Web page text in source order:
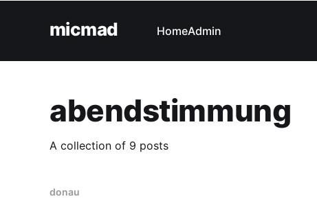
micmad HomeAdmin
abendstimmung
A collection of 9 posts
donau